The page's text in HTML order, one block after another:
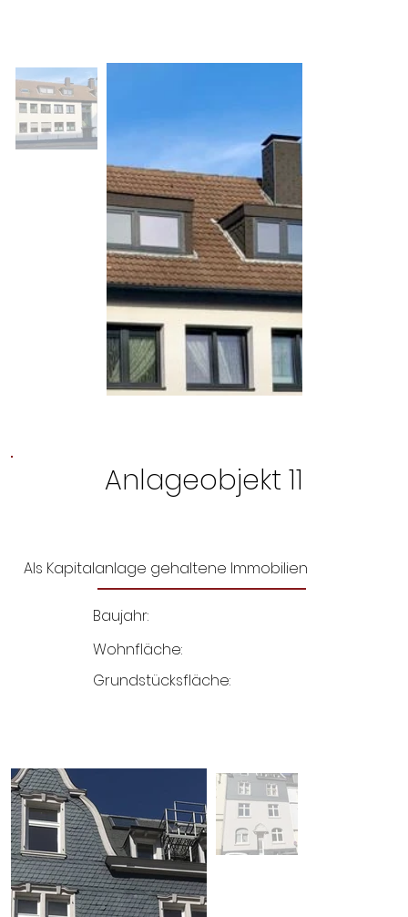
Anlageobjekt 11
Als Kapitalanlage gehaltene Immobilien
Baujahr:
Wohnfläche:
Grundstücksfläche: